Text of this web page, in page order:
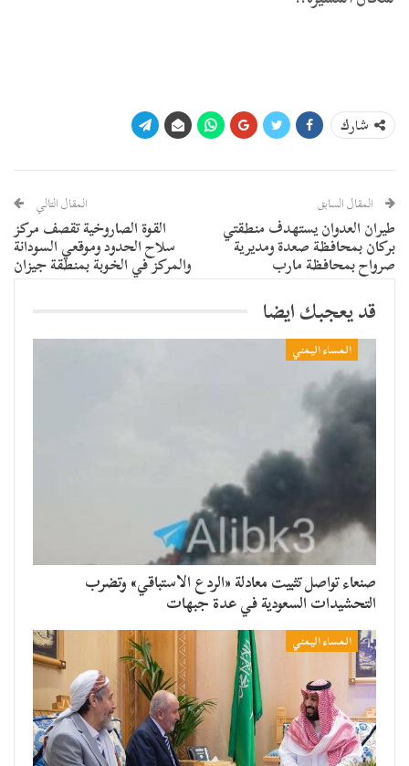
شارك
المقال السابق
طيران العدوان يستهدف منطقتي
بركان بمحافظة صعدة ومديرية
صرواح بمحافظة مارب
المقال التالي
القوة الصاروخية تقصف مركز
سلاح الحدود وموقعي السودانة
والمركز في الخوبة بمنطقة جيزان
قد يعجبك ايضا
المساء اليمني
صنعاء تواصل تثبيت معادلة «الردع الاستباقي» وتضرب
التحشيدات السعودية في عدة جبهات
المساء اليمني